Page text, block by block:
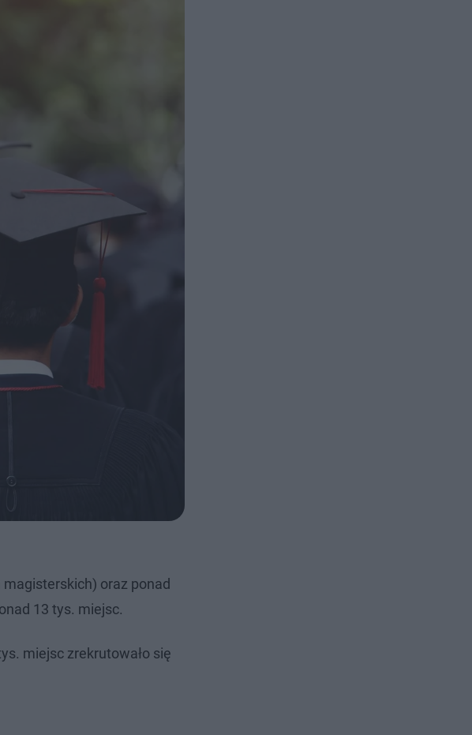
oraz ponad
13 tys. miejsc.
miejsc zrekrutowało się